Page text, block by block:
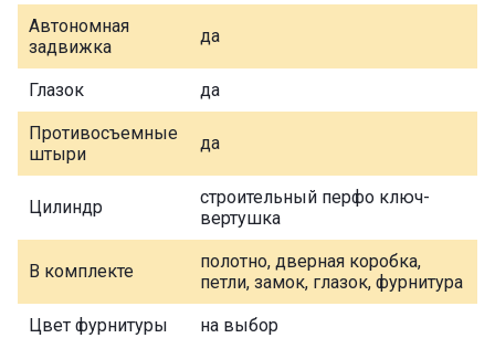
Автономная
задвижка
да
Глазок да
Противосъемные
штыри
да
Цилиндр
строительный перфо ключ-
вертушка
В комплекте
полотно, дверная коробка,
петли, замок, глазок, фурнитура
Цвет фурнитуры на выбор